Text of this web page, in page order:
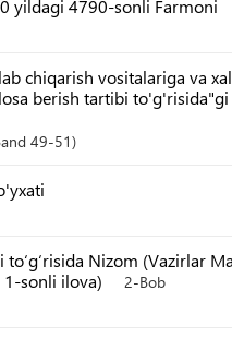
yildagi 4790-sonli Farmoni
chiqarish vositalariga va
berish tartibi
49-51
Nizom (Vazirlar
sonli ilova)
2-Bob